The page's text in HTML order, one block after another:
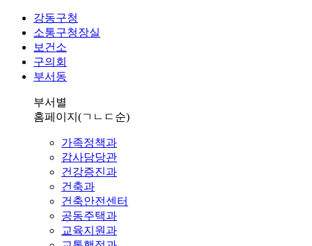
강동구청
소통구청장실
보건소
구의회
부서동
부서별
홈페이지 (ㄱㄴㄷ순)
가족정책과
감사담당관
건강증진과
건축과
건축안전센터
공동주택과
교육지원과